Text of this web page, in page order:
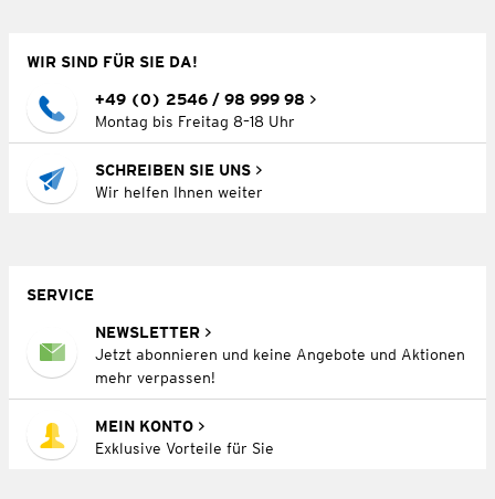
WIR SIND FÜR SIE DA!
+49 (0) 2546 / 98 999 98
Montag bis Freitag 8–18 Uhr
SCHREIBEN SIE UNS
Wir helfen Ihnen weiter
SERVICE
NEWSLETTER
Jetzt abonnieren und keine Angebote und Aktionen
mehr verpassen!
MEIN KONTO
Exklusive Vorteile für Sie